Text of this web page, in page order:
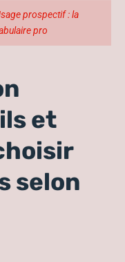
prospectif : la
pro
et
selon